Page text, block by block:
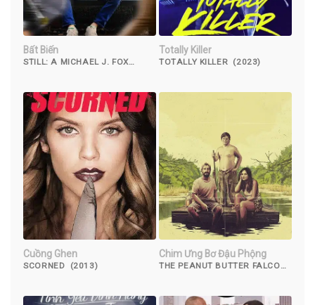
Bất Biến
STILL: A MICHAEL J. FOX
Totally Killer
TOTALLY KILLER (2023)
Cuồng Ghen
SCORNED (2013)
Chim Ưng Bơ Đậu Phộng
THE PEANUT BUTTER FALCON